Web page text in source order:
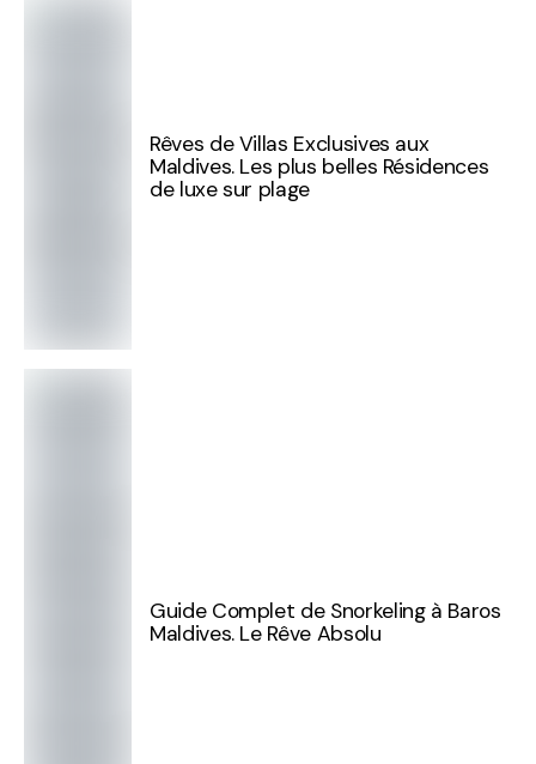
Rêves de Villas Exclusives aux
Maldives. Les plus belles Résidences
de luxe sur plage
Guide Complet de Snorkeling à Baros
Maldives. Le Rêve Absolu